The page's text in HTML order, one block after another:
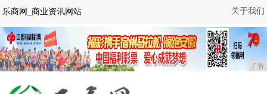
关于我们
乐商网_商业资讯网站
广告